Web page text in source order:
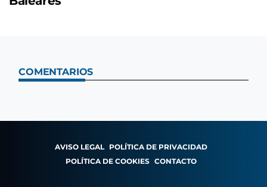
COMENTARIOS
AVISO LEGAL POLÍTICA DE PRIVACIDAD
POLÍTICA DE COOKIES CONTACTO